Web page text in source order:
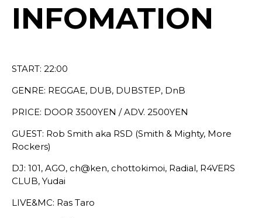
INFOMATION
START: 22:00
GENRE: REGGAE, DUB, DUBSTEP, DnB
PRICE: DOOR 3500YEN / ADV. 2500YEN
GUEST: Rob Smith aka RSD (Smith & Mighty, More
Rockers)
DJ: 101, AGO, ch@ken, chottokimoi, Radial, R4VERS
CLUB, Yudai
LIVE&MC: Ras Taro